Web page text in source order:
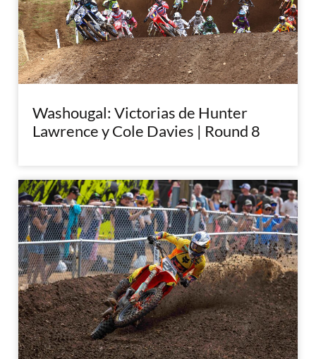
Washougal: Victorias de Hunter
Lawrence y Cole Davies | Round 8